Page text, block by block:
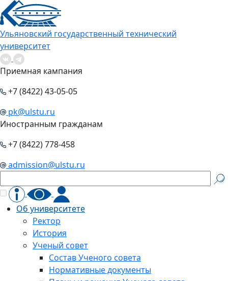
Ульяновский государственный технический
университет
Приемная кампания
+7 (8422) 43-05-05
pk@ulstu.ru
Иностранным гражданам
+7 (8422) 778-458
admission@ulstu.ru
Об университете
Ректор
История
Ученый совет
Состав Ученого совета
Нормативные документы